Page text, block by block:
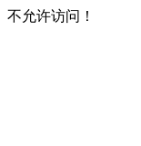
不允许访问！